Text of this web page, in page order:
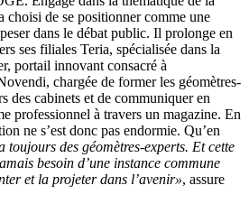
choisi de se positionner comme une
dans le débat public. Il prolonge en
ses filiales Teria, spécialisée dans la
portail innovant consacré à
chargée de former les géomètres-
des cabinets et de communiquer en
professionnel à travers un magazine. En
ne s’est donc pas endormie. Qu’en
toujours des géomètres-experts. Et cette
besoin d’une instance commune
et la projeter dans l’avenir», assure